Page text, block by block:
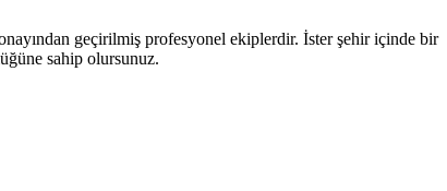
geçirilmiş profesyonel ekiplerdir. İster şehir içinde bir
sahip olursunuz.